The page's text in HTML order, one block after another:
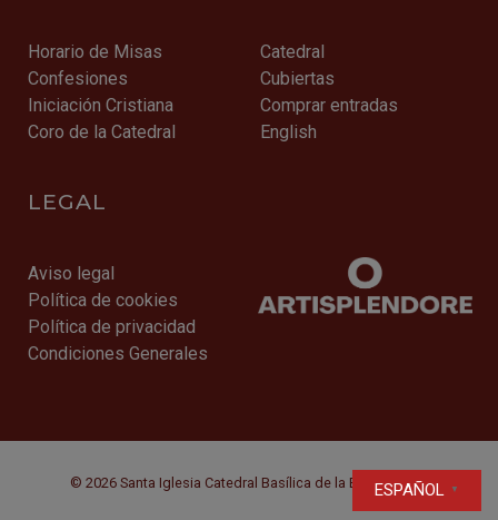
Horario de Misas
Confesiones
Iniciación Cristiana
Coro de la Catedral
Catedral
Cubiertas
Comprar entradas
English
LEGAL
Aviso legal
Política de cookies
Política de privacidad
Condiciones Generales
© 2026 Santa Iglesia Catedral Basílica de la Encarnación
ESPAÑOL ▼